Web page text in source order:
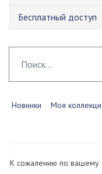
Бесплатный доступ
Новинки Моя
К сожалению по вашему